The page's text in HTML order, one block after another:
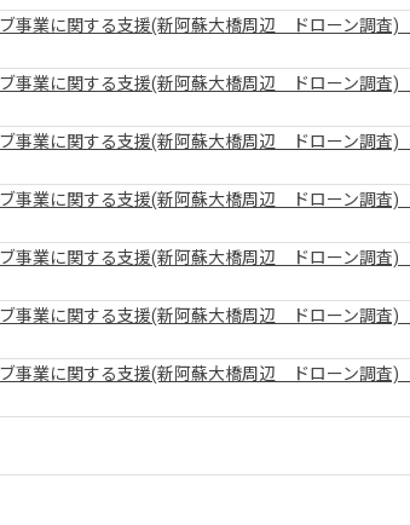
事業に関する支援(新阿蘇大橋周辺 ドローン調査)
事業に関する支援(新阿蘇大橋周辺 ドローン調査)
事業に関する支援(新阿蘇大橋周辺 ドローン調査)
事業に関する支援(新阿蘇大橋周辺 ドローン調査)
事業に関する支援(新阿蘇大橋周辺 ドローン調査)
事業に関する支援(新阿蘇大橋周辺 ドローン調査)
事業に関する支援(新阿蘇大橋周辺 ドローン調査)